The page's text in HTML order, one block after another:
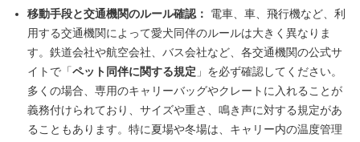
移動手段と交通機関のルール確認：
電車、車、飛行機など、利
用する交通機関によって愛犬同伴のルールは大きく異なりま
す。鉄道会社や航空会社、バス会社など、各交通機関の公式サ
イトで「 ペット同伴に関する規定 」を必ず確認してください。
多くの場合、専用のキャリーバッグやクレートに入れることが
義務付けられており、サイズや重さ、鳴き声に対する規定があ
ることもあります。特に夏場や冬場は、キャリー内の温度管理